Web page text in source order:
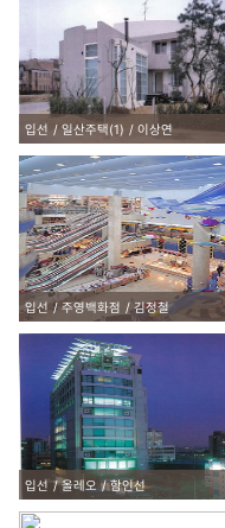
입선 일산주택(1) 이상연
입선 주영백화점 김정철
입선 올레오 함인선